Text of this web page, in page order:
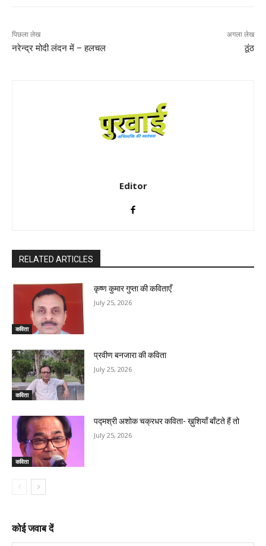
पिछला लेख
नरेन्द्र मोदी लंदन में – हलचल
अगला लेख
ठूंठ
Editor
RELATED ARTICLES
कविता
कृष्ण कुमार गुप्ता की कविताएँ
July 25, 2026
कविता
प्रवीण बनजारा की कविता
July 25, 2026
कविता
पद्मश्री अशोक चक्रधर कविता- ख़ुशियाँ बाँटते हैं तो
July 25, 2026
कोई जवाब दें